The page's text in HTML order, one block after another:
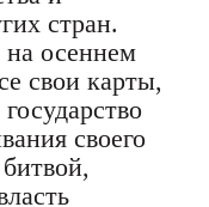
стран.
осеннем
свои карты,
своего